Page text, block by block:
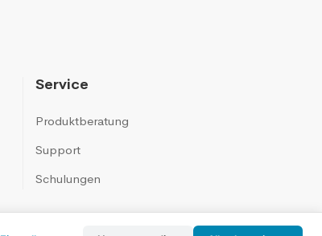
Service
Produktberatung
Support
Schulungen